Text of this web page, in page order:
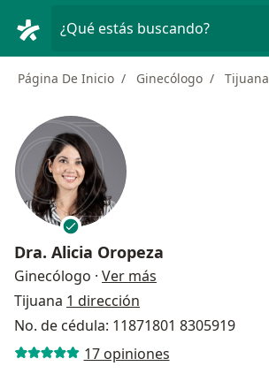
¿Qué estás buscando?
Página De Inicio Ginecólogo Tijuana
Dra. Alicia Oropeza
Ginecólogo · Ver más
Tijuana 1 dirección
No. de cédula: 11871801 8305919
17 opiniones